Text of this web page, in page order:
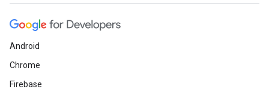
Android
Chrome
Firebase